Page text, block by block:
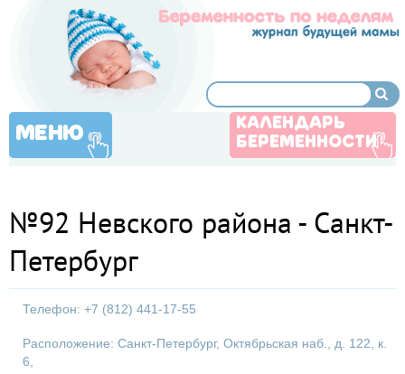
МЕНЮ
КАЛЕНДАРЬ
БЕРЕМЕННОСТИ
№92 Невского района - Санкт-
Петербург
Телефон: +7 (812) 441-17-55
Расположение: Санкт-Петербург, Октябрьская наб., д. 122, к.
6,